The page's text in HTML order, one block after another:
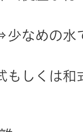
なめの水
しくは和